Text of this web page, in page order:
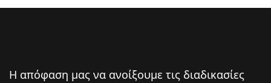
Η απόφαση μας να ανοίξουμε τις διαδικασίες